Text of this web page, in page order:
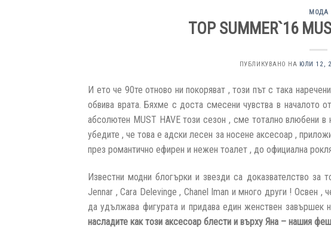
МОДА
TOP SUMMER`16
ПУБЛИКУВАНО НА ЮЛИ 12,
И ето че 90те отново ни покоряват , този път с така
обвива врата. Бяхме с доста смесени чувства в началото
абсолютен МUST HAVE този сезон , сме тотално влюбени
убедите , че това е адски лесен за носене аксесоар ,
през романтично ефирен и нежен тоалет , до официална
Известни модни блогърки и звезди са доказвателство за
Jennar , Cara Delevinge , Chanel Iman и много други ! Освен ,
да удължава фигурата и придава един женствен завършек
насладите как този аксесоар блести и върху Яна – нашия